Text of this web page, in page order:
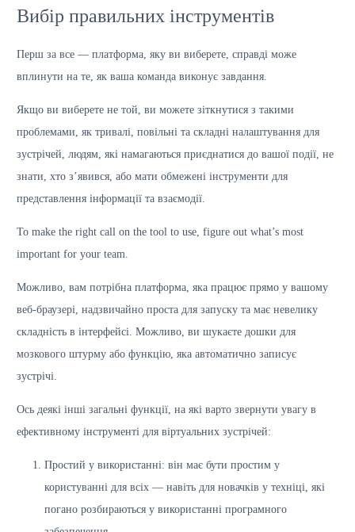
Вибір правильних інструментів
Перш за все — платформа, яку ви виберете, справді може
вплинути на те, як ваша команда виконує завдання.
Якщо ви виберете не той, ви можете зіткнутися з такими
проблемами, як тривалі, повільні та складні налаштування для
зустрічей, людям, які намагаються приєднатися до вашої події, не
знати, хто з’явився, або мати обмежені інструменти для
представлення інформації та взаємодії.
To make the right call on the tool to use, figure out what’s most
important for your team.
Можливо, вам потрібна платформа, яка працює прямо у вашому
веб-браузері, надзвичайно проста для запуску та має невелику
складність в інтерфейсі. Можливо, ви шукаєте дошки для
мозкового штурму або функцію, яка автоматично записує
зустрічі.
Ось деякі інші загальні функції, на які варто звернути увагу в
ефективному інструменті для віртуальних зустрічей:
Простий у використанні: він має бути простим у
користуванні для всіх — навіть для новачків у техніці, які
погано розбираються у використанні програмного